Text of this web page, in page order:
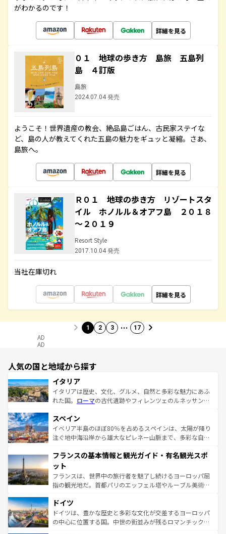
がわかるのです！
詳細を見る
０１ 地球の歩き方 島旅 五島列
島 ４訂版
島旅
2024.07.04 発売
ようこそ！世界遺産の教会、絶品島ごはん、古民家ステイな
ど、島の人が教えてくれた五島の魅力をギュッと凝縮。さあ、
島旅へ。
詳細を見る
Ｒ０１ 地球の歩き方 リゾートスタ
イル ホノルル＆オアフ島 ２０１８
～２０１９
Resort Style
2017.10.04 発売
当社在庫切れ
詳細を見る
1 2 3 … 17
AD
AD
人気の国と地域から探す
イタリア
イタリアは歴史、文化、グルメ、自然と多彩な魅力にあふ
れた国。 ローマの古代遺跡やフィレンツェのルネッサンス
ろん、トスカーナの美しい田園風景やアマルフィ海岸の絶
景など、自然景観も見逃せない。観光の合間には、本場の
ピザやパスタなど、絶品のイタリア料理を堪能することも
ませてくれるイタリアで、忘れられない旅をしてみよう！
なお、新着のイタリア情報は
しい。
スペイン
イベリア半島のほぼ80％を占めるスペインは、太陽が降り
注ぐ地中海沿岸から雄大なピレネー山脈まで、多彩な自然
文化が根付くこの国では、情熱的なフラメンコ、熱気あふ
れる闘牛、そして美味しいタパスが生活の一部となってい
る。首都マドリードの洗練された雰囲気や、バルセロナの
アートに溢れた街角から、地方では古代ローマ遺跡や中世
せる。地方によって風土や気候が異なるスペインはその個
性で訪れる人を魅了する。 なお、新着のスペイン情報は コ
ンテンツ一覧を参照してほしい。
フランスの基本情報と観光ガイド・有名観光スポ
ット
フランスは、世界中の旅行者を魅了し続けるヨーロッパ屈
指の観光地だ。首都パリのエッフェル塔やルーブル美術館
で、幅広い魅力が詰まっている。華麗な宮殿、歴史的な大
聖堂、美しいビーチ、そして豊かな自然が、訪れる者を心
から魅了する。また、フランスは美食の国としても知ら
ドイツ
ドイツは、豊かな歴史と多彩な文化が交差するヨーロッパ
の中心に位置する国。中世の街並みが残るロマンチック街